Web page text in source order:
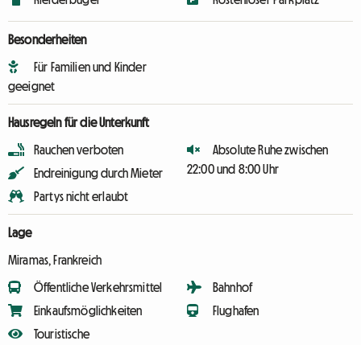
Besonderheiten
Für Familien und Kinder
geeignet
Hausregeln für die Unterkunft
Rauchen verboten
Endreinigung durch Mieter
Partys nicht erlaubt
Absolute Ruhe zwischen
22:00 und 8:00 Uhr
Lage
Miramas, Frankreich
Öffentliche Verkehrsmittel
Einkaufsmöglichkeiten
Touristische
Bahnhof
Flughafen